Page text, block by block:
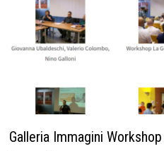
Galleria Immagini Workshop